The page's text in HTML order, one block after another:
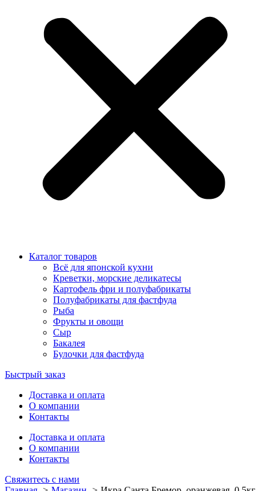
Каталог товаров
Всё для японской кухни
Креветки, морские деликатесы
Картофель фри и полуфабрикаты
Полуфабрикаты для фастфуда
Рыба
Фрукты и овощи
Сыр
Бакалея
Булочки для фастфуда
Быстрый заказ
Доставка и оплата
О компании
Контакты
Доставка и оплата
О компании
Контакты
Свяжитесь с нами